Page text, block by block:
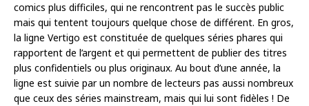
comics plus difficiles, qui ne rencontrent pas le succès public
mais qui tentent toujours quelque chose de différent. En gros,
la ligne Vertigo est constituée de quelques séries phares qui
rapportent de l’argent et qui permettent de publier des titres
plus confidentiels ou plus originaux. Au bout d’une année, la
ligne est suivie par un nombre de lecteurs pas aussi nombreux
que ceux des séries mainstream, mais qui lui sont fidèles ! De